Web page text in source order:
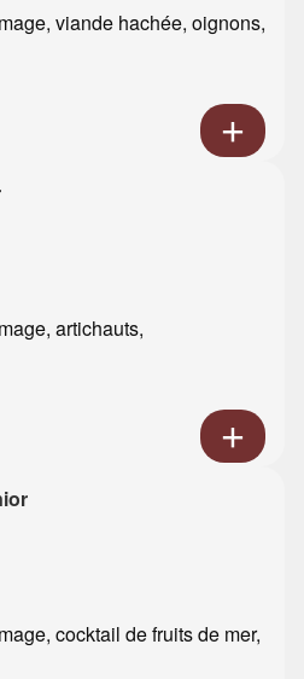
viande hachée, oignons,
artichauts,
cocktail de fruits de mer,